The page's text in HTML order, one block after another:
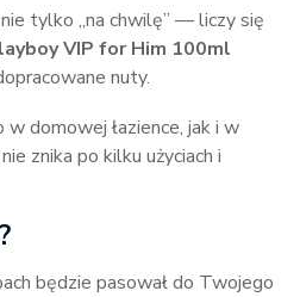
tylko „na chwilę” — liczy się
VIP for Him 100ml
nuty.
domowej łazience, jak i w
znika po kilku użyciach i
będzie pasował do Twojego